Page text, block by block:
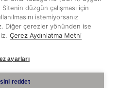
EDIN
düzgün çalışması için
istemiyorsanız
Diğer çerezler yönünden ise
Çerez Aydınlatma Metni
ayarları
reddet